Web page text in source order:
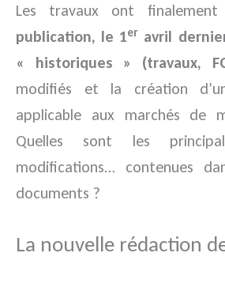
Les travaux ont
publication, le 1er avril
« historiques » (travaux,
modifiés et la création
applicable aux marchés de
Quelles sont les
modifications… contenues
documents ?
La nouvelle rédaction